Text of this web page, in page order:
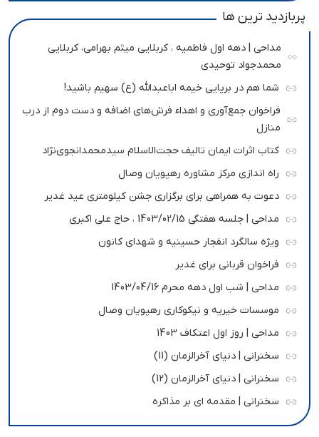
پربازدید ترین ها
مداحی | دهه اول فاطمیه ، کربلایی میثم بهرامی، کربلایی
محمدجواد توحیدی
شما هم در برپایی خیمه اباعبدالله (ع) سهیم باشید!
فراخوان جمع‌آوری و اهداء فرش‌های اضافه و دست دوم از درب
منازل
کتاب اثرات ایمان تالیف حجت‌الاسلام سیدمحمدانجوی‌نژاد
راه اندازی مرکز مشاوره رهپویان وصال
دعوت به همراهی برای برگزاری جشن کیلومتری عید غدیر
مداحی | جلسه هفتگی 1403/02/15 ، حاج علی اکبری
ویژه سالگرد انفجار حسینیه و شهدای کانون
فراخوان قربانی برای غدیر
مداحی | شب اول دهه محرم 1403/04/16
موسسات خیریه و نیکوکاری رهپویان وصال
مداحی | روز اول اعتکاف 1403
سخنرانی | دنیای آخرالزمان (11)
سخنرانی | دنیای آخرالزمان (12)
سخنرانی | مقدمه ای بر مذاکره